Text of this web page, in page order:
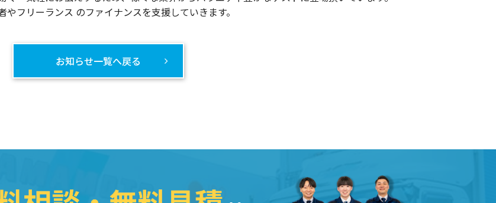
フリーランス のファイナンスを支援していきます。
お知らせ一覧へ戻る